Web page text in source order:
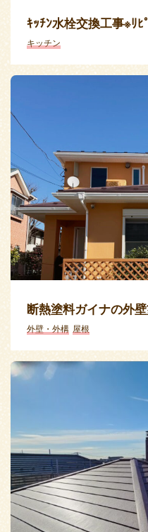
ｷｯﾁﾝ水栓交換工事※ﾘﾋ
キッチン
断熱塗料ガイナの外
外壁・外構 屋根